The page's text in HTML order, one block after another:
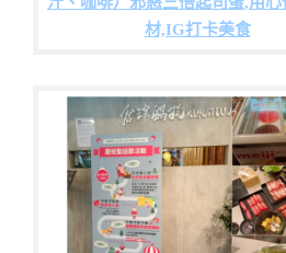
材,IG打卡美食